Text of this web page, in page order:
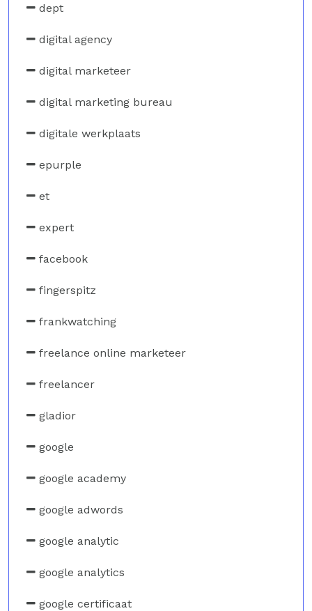
dept
digital agency
digital marketeer
digital marketing bureau
digitale werkplaats
epurple
et
expert
facebook
fingerspitz
frankwatching
freelance online marketeer
freelancer
gladior
google
google academy
google adwords
google analytic
google analytics
google certificaat